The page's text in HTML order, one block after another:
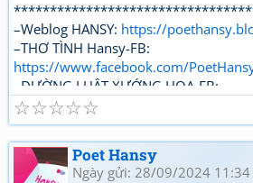
–Weblog HANSY: https://
–THƠ TÌNH Hansy-FB:
https://www.facebook.com/
–ĐƯỜNG LUẬT XƯỚNG HOẠ-FB:
https://www.facebook.com/...roups/
OA/
☆
☆
☆
☆
☆
Poet Hansy
Ngày gửi: 28/09/2024 11:34